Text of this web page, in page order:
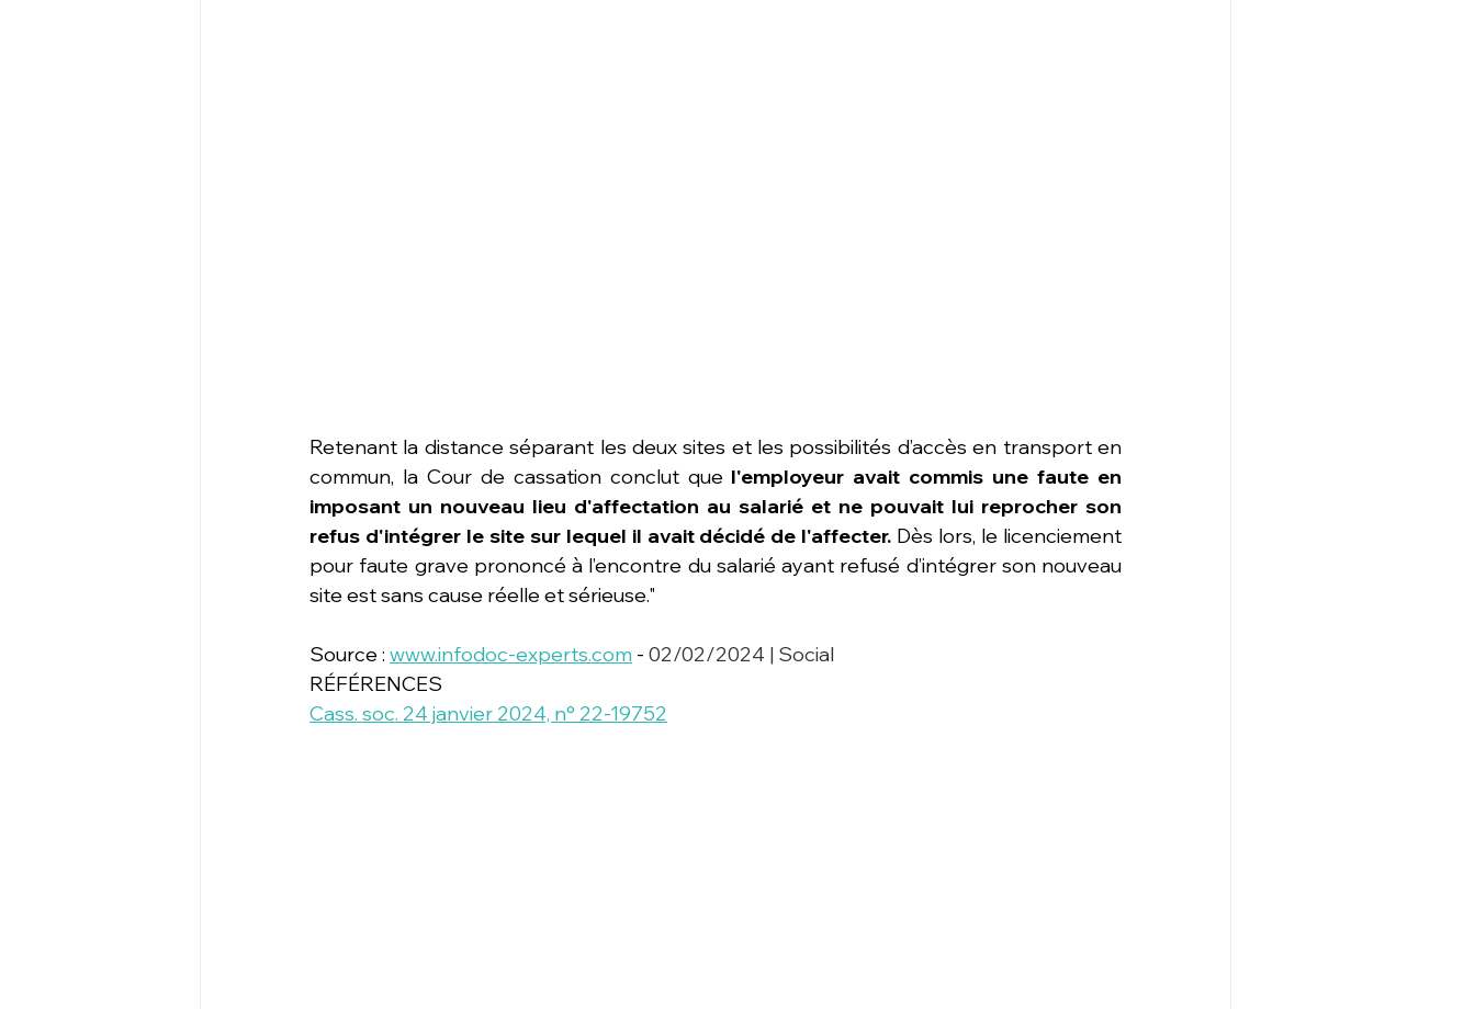
Retenant la distance séparant les deux sites et les possibilités d’accès en transport en
commun, la Cour de cassation conclut que l'employeur avait commis une faute en
imposant un nouveau lieu d'affectation au salarié et ne pouvait lui reprocher son
refus d'intégrer le site sur lequel il avait décidé de l'affecter. Dès lors, le licenciement
pour faute grave prononcé à l’encontre du salarié ayant refusé d’intégrer son nouveau
site est sans cause réelle et sérieuse."
Source : www.infodoc-experts.com - 02/02/2024 | Social
RÉFÉRENCES
Cass. soc. 24 janvier 2024, n° 22-19752